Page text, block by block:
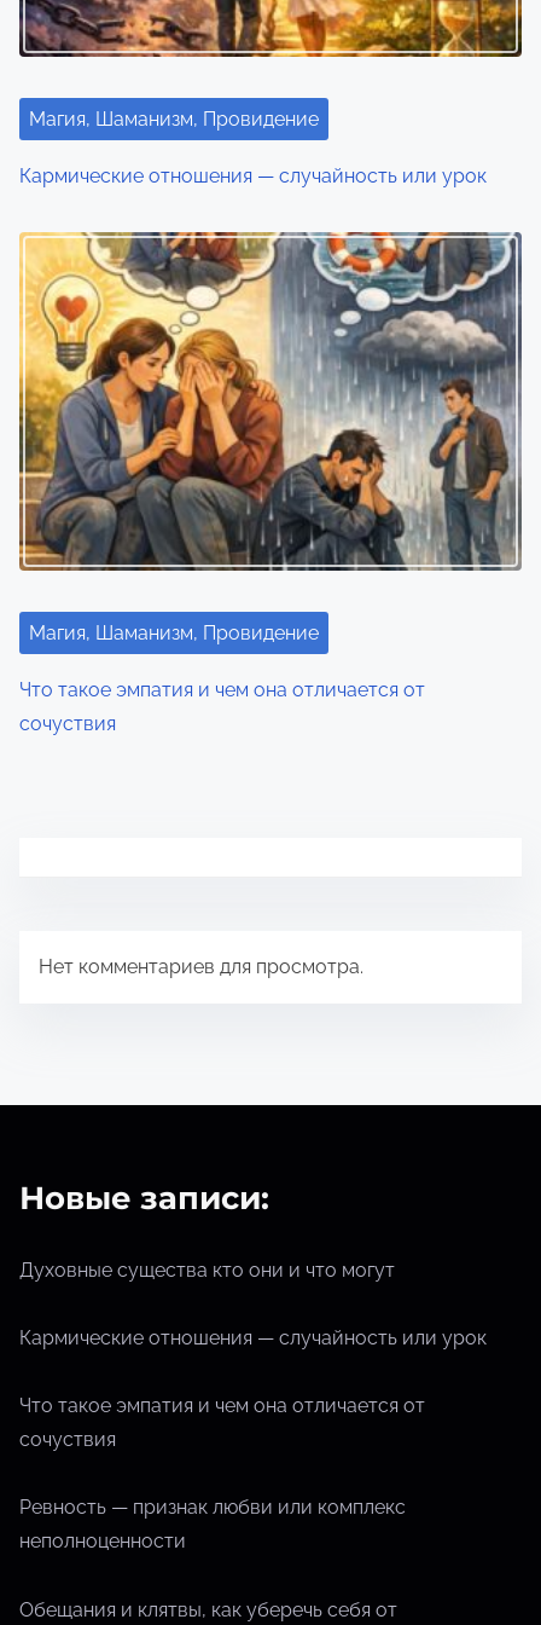
Магия, Шаманизм, Провидение
Кармические отношения — случайность или урок
Магия, Шаманизм, Провидение
Что такое эмпатия и чем она отличается от
сочуствия
Нет комментариев для просмотра.
Новые записи:
Духовные существа кто они и что могут
Кармические отношения — случайность или урок
Что такое эмпатия и чем она отличается от
сочуствия
Ревность — признак любви или комплекс
неполноценности
Обещания и клятвы, как уберечь себя от